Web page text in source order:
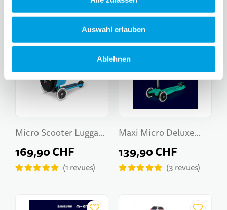
Auswahl erlauben
Ablehnen
Micro Scooter Luggage
Junior Patch & Play
169,90 CHF
1 revues
Maxi Micro Deluxe
Glow LED
139,90 CHF
3 revues